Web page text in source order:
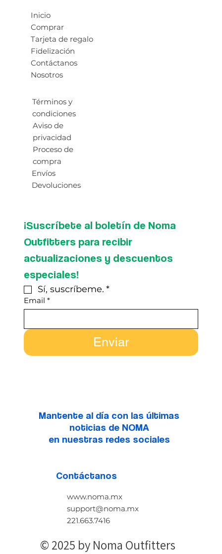
Inicio
Comprar
Tarjeta de regalo
Fidelización
Nosotros
Contáctanos
Términos y
condiciones
Aviso de
privacidad
Proceso de
compra
Envíos
Devoluciones
¡Suscríbete al boletín de Noma
Outfitters para recibir
actualizaciones y descuentos
especiales!
Sí, suscríbeme. *
Email *
Enviar
Mantente al día con las últimas
noticias de NOMA
en nuestras redes sociales
Contáctanos
www.noma.mx
support@noma.mx
221.663.7416
© 2025 by Noma Outfitters